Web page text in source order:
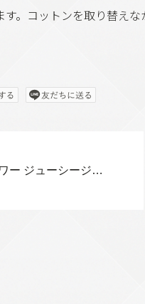
す。コットンを取り替え
IGNIS サニーサワー ジューシージェル